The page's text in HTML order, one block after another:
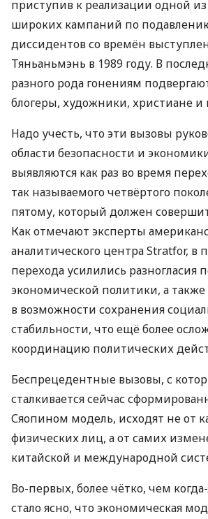
приступив к реализации одной
широких кампаний по
диссидентов со времён
Тяньаньмэнь в 1989 году. В
разного рода гонениям
блогеры, художники, христиане и
Надо учесть, что эти вызовы
области безопасности и
выявляются как раз во время
так называемого четвёртого
пятому, который должен
Как отмечают эксперты
аналитического центра Stratfor, в
перехода усилились разногласия
экономической политики, а
в возможности сохранения
стабильности, что ещё более
координацию политических
Беспрецедентные вызовы, с
сталкивается сейчас
Сяопином модель, исходят не от
физических лиц, а от самих
китайской и международной
Во-первых, более чётко, чем
стало ясно, что экономическая